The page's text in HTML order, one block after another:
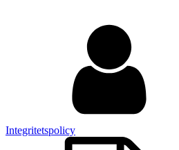
Integritetspolicy